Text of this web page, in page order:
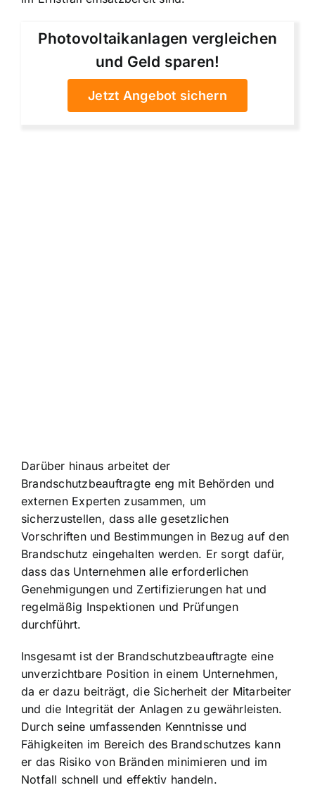
Photovoltaikanlagen vergleichen
und Geld sparen!
Jetzt Angebot sichern
Darüber hinaus arbeitet der
Brandschutzbeauftragte eng mit Behörden und
externen Experten zusammen, um
sicherzustellen, dass alle gesetzlichen
Vorschriften und Bestimmungen in Bezug auf den
Brandschutz eingehalten werden. Er sorgt dafür,
dass das Unternehmen alle erforderlichen
Genehmigungen und Zertifizierungen hat und
regelmäßig Inspektionen und Prüfungen
durchführt.
Insgesamt ist der Brandschutzbeauftragte eine
unverzichtbare Position in einem Unternehmen,
da er dazu beiträgt, die Sicherheit der Mitarbeiter
und die Integrität der Anlagen zu gewährleisten.
Durch seine umfassenden Kenntnisse und
Fähigkeiten im Bereich des Brandschutzes kann
er das Risiko von Bränden minimieren und im
Notfall schnell und effektiv handeln.